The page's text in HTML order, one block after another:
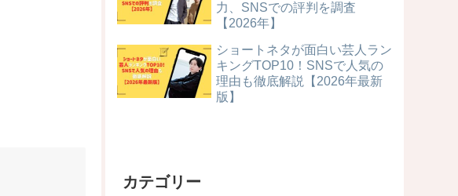
力、SNSでの評判を調査
【2026年】
ショートネタが面白い芸人ラン
キングTOP10！SNSで人気の
理由も徹底解説【2026年最新
版】
カテゴリー